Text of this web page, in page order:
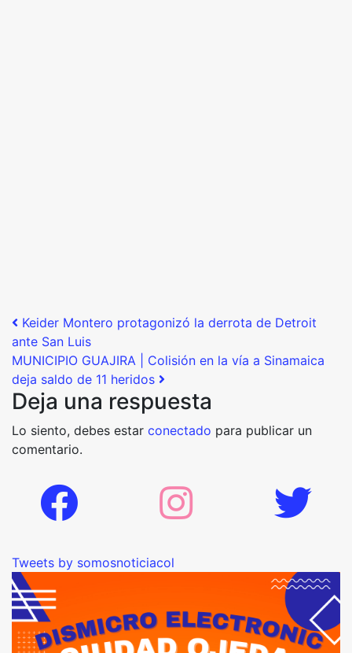
Post navigation
Keider Montero protagonizó la derrota de Detroit
ante San Luis
MUNICIPIO GUAJIRA | Colisión en la vía a Sinamaica
deja saldo de 11 heridos
Deja una respuesta
Lo siento, debes estar conectado para publicar un
comentario.
Tweets by somosnoticiacol